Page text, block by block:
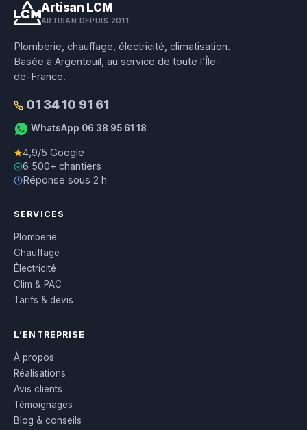
Artisan LCM
ARTISAN DEPUIS 2011
Plomberie, chauffage, électricité, climatisation.
Basée à Argenteuil, au service de toute l’Île-
de-France.
01 34 10 91 61
WhatsApp 06 38 95 61 18
4,9/5 Google
6 500+ chantiers
Réponse sous 2 h
SERVICES
Plomberie
Chauffage
Électricité
Clim & PAC
Tarifs & devis
L’ENTREPRISE
À propos
Réalisations
Avis clients
Témoignages
Blog & conseils